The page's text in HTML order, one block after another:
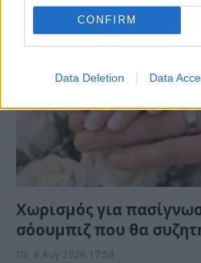
CONFIRM
Data Deletion Data
Χωρισμός για
σόουμπιζ που θα
την κόρη ευρωβουλευτή
Πε, 6 Αυγ 2026 17:58